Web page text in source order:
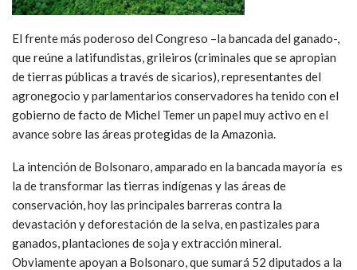
El frente más poderoso del Congreso –la bancada del ganado-,
que reúne a latifundistas, grileiros (criminales que se apropian
de tierras públicas a través de sicarios), representantes del
agronegocio y parlamentarios conservadores ha tenido con el
gobierno de facto de Michel Temer un papel muy activo en el
avance sobre las áreas protegidas de la Amazonia.
La intención de Bolsonaro, amparado en la bancada mayoría es
la de transformar las tierras indígenas y las áreas de
conservación, hoy las principales barreras contra la
devastación y deforestación de la selva, en pastizales para
ganados, plantaciones de soja y extracción mineral.
Obviamente apoyan a Bolsonaro, que sumará 52 diputados a la